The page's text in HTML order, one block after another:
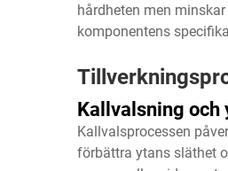
hårdheten men
komponentens
Kallvalsning och
Kallvalsprocessen
förbättra ytans släthet